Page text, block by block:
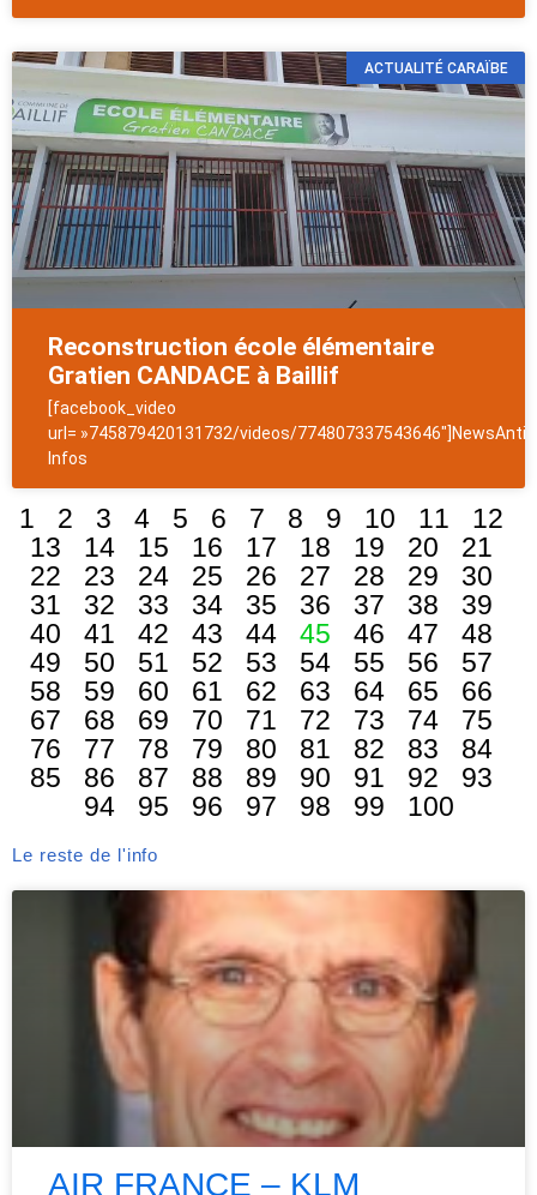
ACTUALITÉ CARAÏBE
Reconstruction école élémentaire
Gratien CANDACE à Baillif
[facebook_video
url= »745879420131732/videos/
Infos
1 2 3 4 5 6 7 8 9 10 11
12
13
14 15 16 17 18 19 20
21
22
23 24 25 26 27 28 29
30
31
32 33 34 35 36 37 38
39
40
41 42 43 44 45 46 47
48
49
50 51 52 53 54 55 56
57
58
59 60 61 62 63 64 65
66
67
68 69 70 71 72 73 74
75
76
77 78 79 80 81 82 83
84
85
86 87 88 89 90 91 92
93
94
95 96 97 98 99 100
Le reste de l'info
AIR FRANCE – KLM